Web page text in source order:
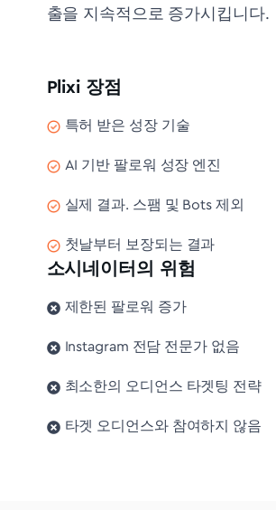
출을 지속적으로 증가시킵니다.
Plixi 장점
특허 받은 성장 기술
AI 기반 팔로워 성장 엔진
실제 결과. 스팸 및 Bots 제외
첫날부터 보장되는 결과
소시네이터의 위험
제한된 팔로워 증가
Instagram 전담 전문가 없음
최소한의 오디언스 타겟팅 전략
타겟 오디언스와 참여하지 않음